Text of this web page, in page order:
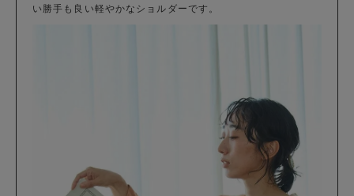
い勝手も良い軽やかなショルダーです。